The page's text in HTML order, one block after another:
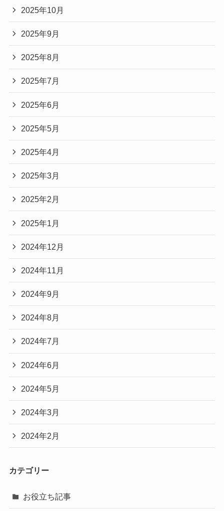
2025年10月
2025年9月
2025年8月
2025年7月
2025年6月
2025年5月
2025年4月
2025年3月
2025年2月
2025年1月
2024年12月
2024年11月
2024年9月
2024年8月
2024年7月
2024年6月
2024年5月
2024年3月
2024年2月
カテゴリー
お役立ち記事